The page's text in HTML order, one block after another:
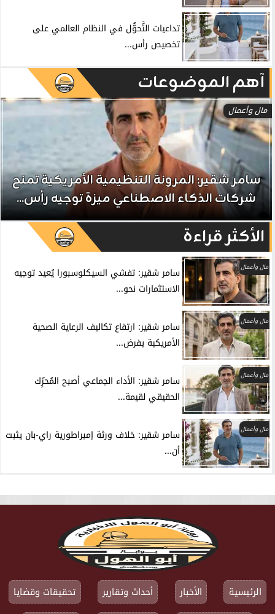
تداعيات التَّحوُّل في النظام العالمي على
تخصيص رأس...
آهم الموضوعات
مال وأعمال
سامر شقير: المرونة التنظيمية الأمريكية تمنح
شركات الذكاء الاصطناعي ميزة توجيه رأس...
الأكثر قراءة
مال وأعمال
سامر شقير: تفشي السيكلوسبورا يُعيد توجيه
الاستثمارات نحو...
مال وأعمال
سامر شقير: ارتفاع تكاليف الرعاية الصحية
الأمريكية يفرض...
مال وأعمال
سامر شقير: الأداء الجماعي أصبح المُحرِّك
الحقيقي لقيمة...
مال وأعمال
سامر شقير: خلاف ورثة إمبراطورية راي-بان يثبت
أن...
الرئيسية الأخبار أحداث وتقارير تحقيقات وقضايا